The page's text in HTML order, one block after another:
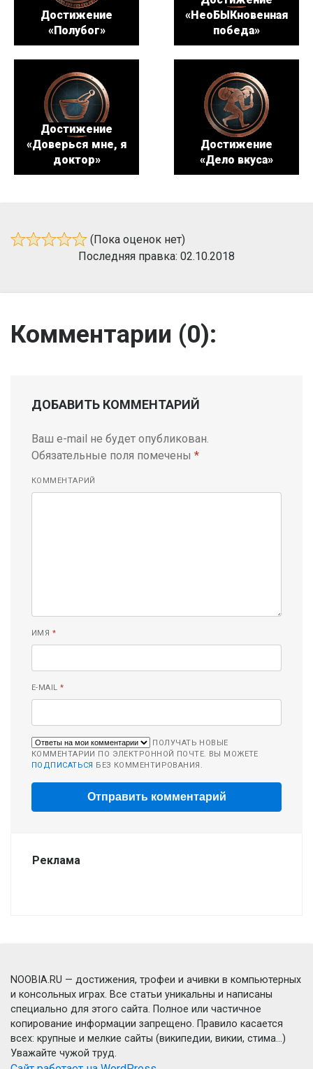
Достижение
«Полубог»
«НеоБЫКновенная
победа»
Достижение
«Доверься мне, я
доктор»
Достижение
«Дело вкуса»
(Пока оценок нет)
Последняя правка: 02.10.2018
Комментарии (0):
ДОБАВИТЬ КОММЕНТАРИЙ
Ваш e-mail не будет опубликован.
Обязательные поля помечены *
КОММЕНТАРИЙ
ИМЯ *
E-MAIL*
ПОЛУЧАТЬ НОВЫЕ
КОММЕНТАРИИ ПО ЭЛЕКТРОННОЙ ПОЧТЕ. ВЫ МОЖЕТЕ
ПОДПИСАТЬСЯ БЕЗ КОММЕНТИРОВАНИЯ.
Реклама
NOOBIA.RU — достижения, трофеи и ачивки в компьютерных
и консольных играх. Все статьи уникальны и написаны
специально для этого сайта. Полное или частичное
копирование информации запрещено. Правило касается
всех: крупные и мелкие сайты (википедии, викии, стима...)
Уважайте чужой труд.